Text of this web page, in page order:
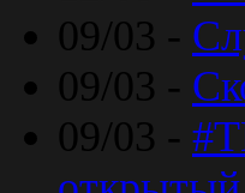
09/03 -
09/03 -
09/03 -